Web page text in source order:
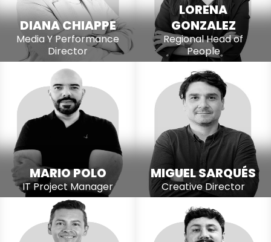
DIANA CHIAPPE
Media Y Performance
Director
LORENA
GONZALEZ
Regional Head of
People
MARIO POLO
IT Project Manager
MIGUEL SARQUÉS
Creative Director